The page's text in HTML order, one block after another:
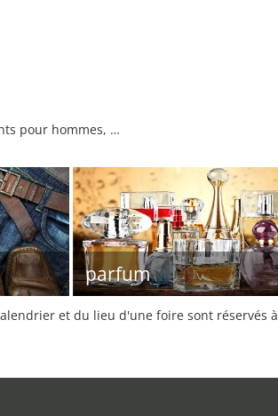
pour hommes, …
parfum
et du lieu d'une foire sont réservés à